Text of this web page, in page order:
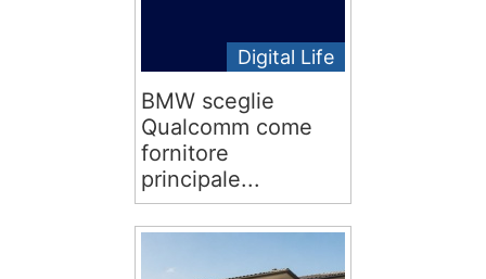
Digital Life
BMW sceglie
Qualcomm come
fornitore
principale...